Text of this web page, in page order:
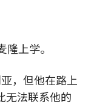
上学。
，但他在路上
无法联系他的